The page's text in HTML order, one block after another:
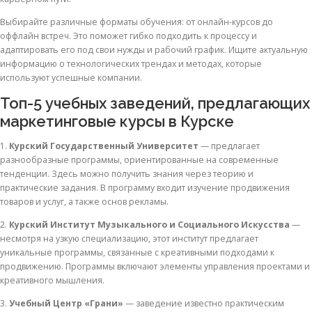
Выбирайте различные форматы обучения: от онлайн-курсов до
оффлайн встреч. Это поможет гибко подходить к процессу и
адаптировать его под свои нужды и рабочий график. Ищите актуальную
информацию о технологических трендах и методах, которые
используют успешные компании.
Топ-5 учебных заведений, предлагающих
маркетинговые курсы в Курске
1. Курский Государственный Университет — предлагает
разнообразные программы, ориентированные на современные
тенденции. Здесь можно получить знания через теорию и
практические задания. В программу входит изучение продвижения
товаров и услуг, а также основ рекламы.
2. Курский Институт Музыкального и Социального Искусства —
несмотря на узкую специализацию, этот институт предлагает
уникальные программы, связанные с креативными подходами к
продвижению. Программы включают элементы управления проектами и
креативного мышления.
3. Учебный Центр «Грани» — заведение известно практическим